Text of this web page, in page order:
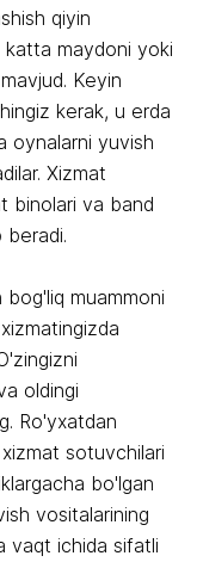
qiyin
katta maydoni yoki
Keyin
kerak, u erda
oynalarni yuvish
Xizmat
binolari va band
beradi.
muammoni
oldingi
Ro'yxatdan
xizmat sotuvchilari
bo'lgan
vositalarining
vaqt ichida sifatli